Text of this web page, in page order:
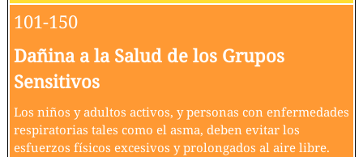
101-150
Dañina a la Salud de los Grupos
Sensitivos
Los niños y adultos activos, y personas con enfermedades
respiratorias tales como el asma, deben evitar los
esfuerzos físicos excesivos y prolongados al aire libre.